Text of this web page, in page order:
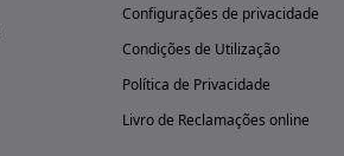
Configurações de privacidade
Condições de Utilização
Política de Privacidade
Livro de Reclamações online